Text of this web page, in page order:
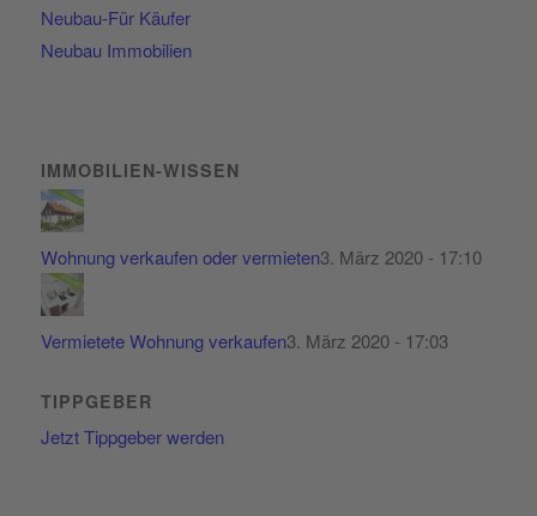
Neubau-Für Käufer
Neubau Immobilien
IMMOBILIEN-WISSEN
Wohnung verkaufen oder vermieten3. März 2020 - 17:10
Vermietete Wohnung verkaufen3. März 2020 - 17:03
TIPPGEBER
Jetzt Tippgeber werden